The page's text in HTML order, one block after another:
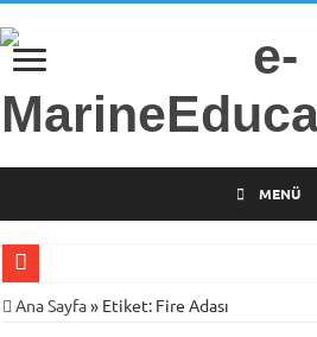
MENÜ
Gemi Radarları Üzerine Bilimsel Araştırma
Ana Sayfa» Etiket: Fire Adası